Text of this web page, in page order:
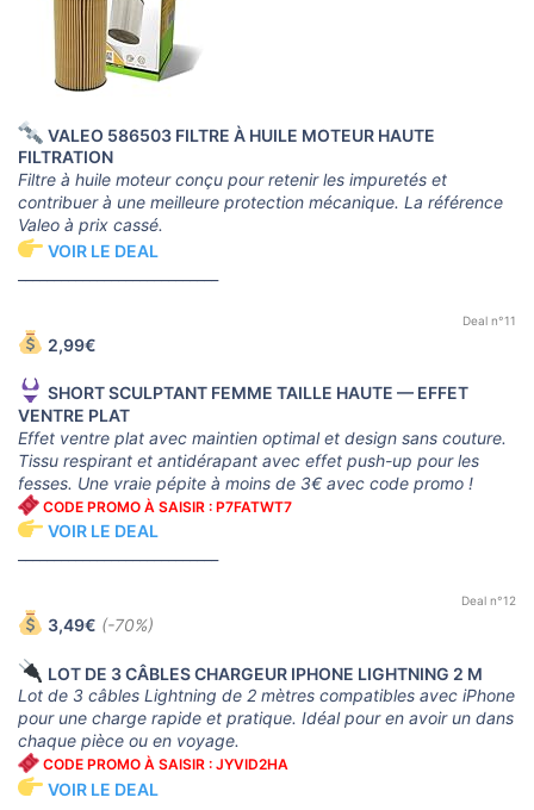
VALEO 586503 FILTRE À HUILE MOTEUR HAUTE
FILTRATION
Filtre à huile moteur conçu pour retenir les impuretés et
contribuer à une meilleure protection mécanique. La référence
Valeo à prix cassé.
VOIR LE DEAL
Deal n°11
2,99€
SHORT SCULPTANT FEMME TAILLE HAUTE — EFFET
VENTRE PLAT
Effet ventre plat avec maintien optimal et design sans couture.
Tissu respirant et antidérapant avec effet push-up pour les
fesses. Une vraie pépite à moins de 3€ avec code promo !
CODE PROMO À SAISIR : P7FATWT7
VOIR LE DEAL
Deal n°12
3,49€ (-70%)
LOT DE 3 CÂBLES CHARGEUR IPHONE LIGHTNING 2 M
Lot de 3 câbles Lightning de 2 mètres compatibles avec iPhone
pour une charge rapide et pratique. Idéal pour en avoir un dans
chaque pièce ou en voyage.
CODE PROMO À SAISIR : JYVID2HA
VOIR LE DEAL